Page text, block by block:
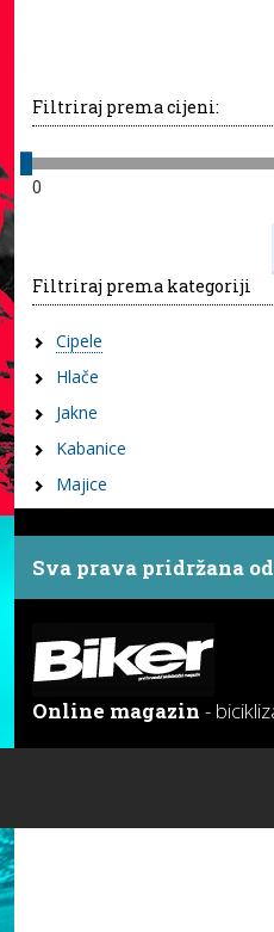
Filtriraj prema cijeni:
0
Filtriraj prema kategoriji
Cipele
Hlače
Jakne
Kabanice
Majice
Sva prava pridržana
Online magazin -